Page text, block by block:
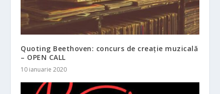
Quoting Beethoven: concurs de creație muzicală
– OPEN CALL
10 ianuarie 2020